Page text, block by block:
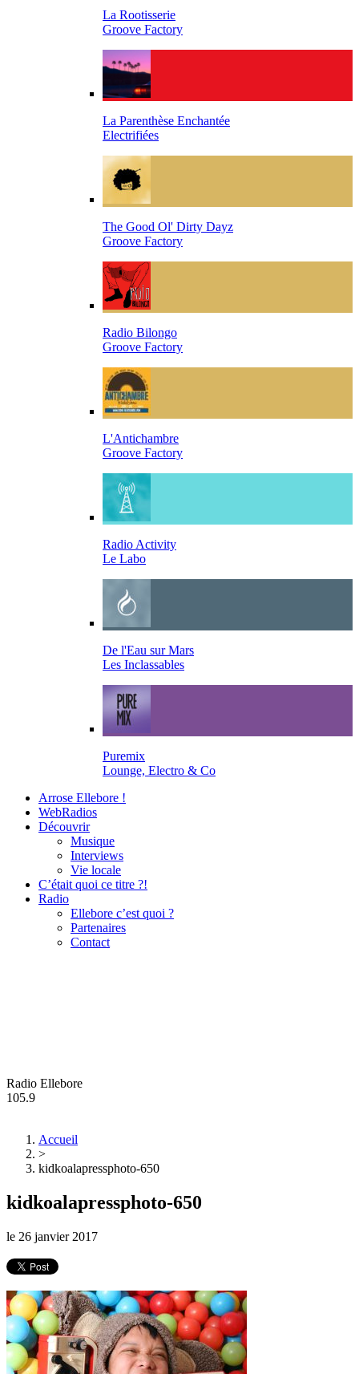
La Rootisserie
Groove Factory
La Parenthèse Enchantée
Electrifiées
The Good Ol' Dirty Dayz
Groove Factory
Radio Bilongo
Groove Factory
L'Antichambre
Groove Factory
Radio Activity
Le Labo
De l'Eau sur Mars
Les Inclassables
Puremix
Lounge, Electro & Co
Arrose Ellebore !
WebRadios
Découvrir
Musique
Interviews
Vie locale
C’était quoi ce titre ?!
Radio
Ellebore c’est quoi ?
Partenaires
Contact
Radio Ellebore
105.9
Accueil
>
kidkoalapressphoto-650
kidkoalapressphoto-650
le 26 janvier 2017